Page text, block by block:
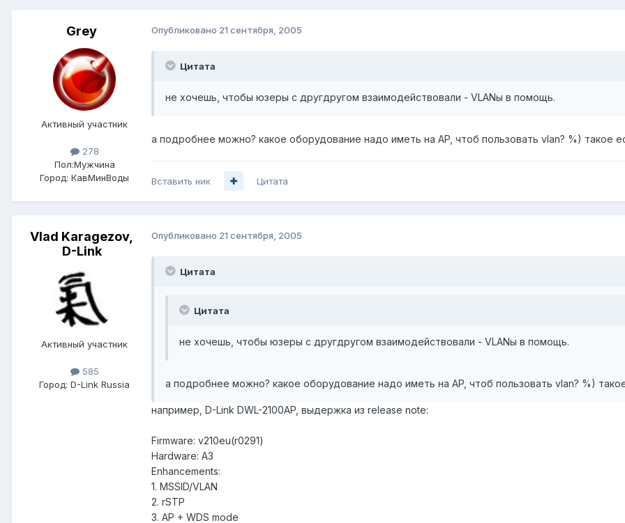
Grey
Активный участник
278
Пол:Мужчина
Город: КавМинВоды
Опубликовано 21 сентября, 2005
Цитата
не хочешь, чтобы юзеры с другдругом взаимодействовали - VLANы в помощь.
а подробнее можно? какое оборудование надо иметь на AP, чтоб пользовать vlan? %) такое
Вставить ник Цитата
Vlad Karagezov,
D-Link
Активный участник
585
Город: D-Link Russia
Опубликовано 21 сентября, 2005
Цитата
Цитата
не хочешь, чтобы юзеры с другдругом взаимодействовали - VLANы в помощь.
а подробнее можно? какое оборудование надо иметь на AP, чтоб пользовать vlan? %)
например, D-Link DWL-2100AP, выдержка из release note:
Firmware: v210eu(r0291)
Hardware: A3
Enhancements:
1. MSSID/VLAN
2. rSTP
3. AP + WDS mode